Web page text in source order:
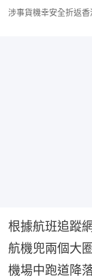
涉事貨機幸安全折返
根據航班追蹤
航機兜兩個大
機場中跑道降